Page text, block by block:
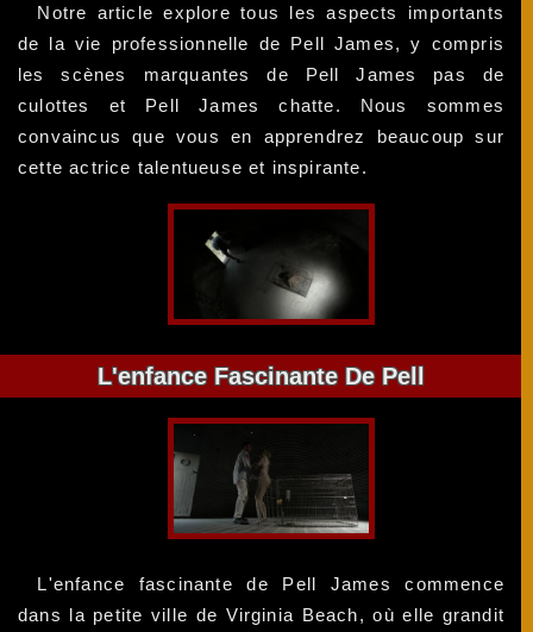
Notre article explore tous les aspects importants
de la vie professionnelle de Pell James, y compris
les scènes marquantes de Pell James pas de
culottes et Pell James chatte. Nous sommes
convaincus que vous en apprendrez beaucoup sur
cette actrice talentueuse et inspirante.
L'enfance Fascinante De Pell
L'enfance fascinante de Pell James commence
dans la petite ville de Virginia Beach, où elle grandit